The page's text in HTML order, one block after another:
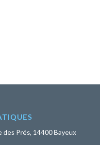
des Prés, 14400 Bayeux